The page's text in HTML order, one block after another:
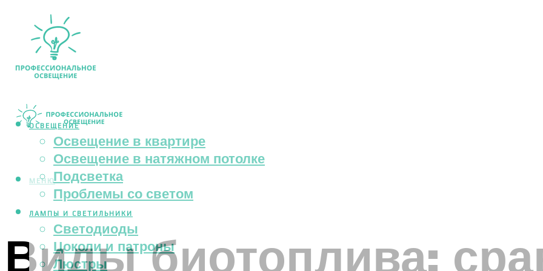
ОСВЕЩЕНИЕ
Освещение в квартире
Освещение в натяжном потолке
Подсветка
Проблемы со светом
ЛАМПЫ И СВЕТИЛЬНИКИ
Светодиоды
Цоколи и патроны
Люстры
МЕНЮ
Виды биотоплива: